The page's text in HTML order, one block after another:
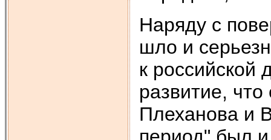
Наряду с
шло и
к российской
развитие,
Плеханова и